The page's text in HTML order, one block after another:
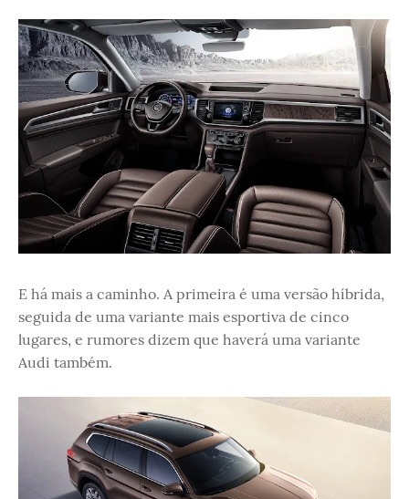
E há mais a caminho. A primeira é uma versão híbrida,
seguida de uma variante mais esportiva de cinco
lugares, e rumores dizem que haverá uma variante
Audi também.